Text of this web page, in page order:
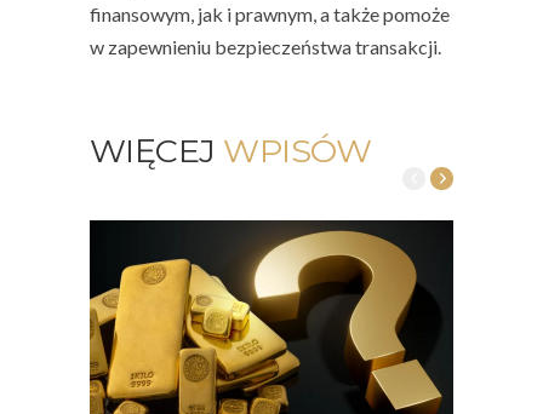
finansowym, jak i prawnym, a także pomoże
w zapewnieniu bezpieczeństwa transakcji.
WIĘCEJ WPISÓW